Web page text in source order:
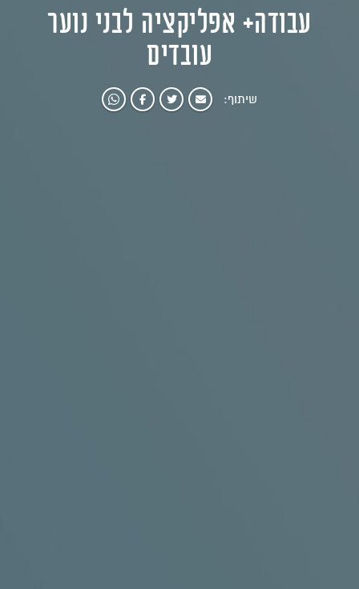
עבודה+ אפליקציה לבני נוער
עובדים
שיתוף: